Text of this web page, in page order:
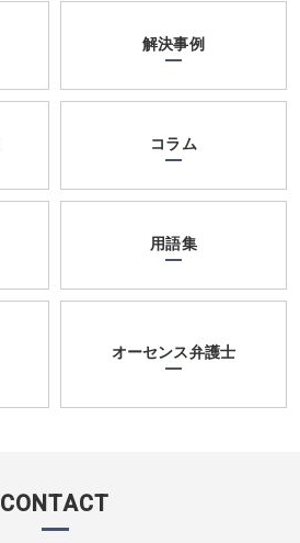
解決事例
コラム
用語集
オーセンス弁護士
CONTACT